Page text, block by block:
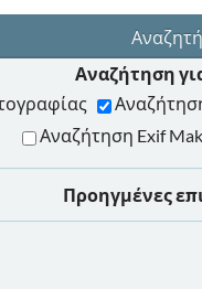
Αναζήτηση
Αναζήτηση Exif
Προηγμένες